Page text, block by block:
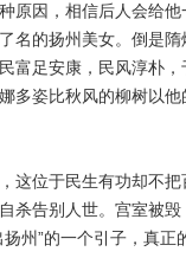
原因，相信后人会给
名的扬州美女。倒是
富足安康，民风淳朴
多姿比秋风的柳树以
位于民生有功却不把
杀告别人世。宫室被
州”的一个引子，真正